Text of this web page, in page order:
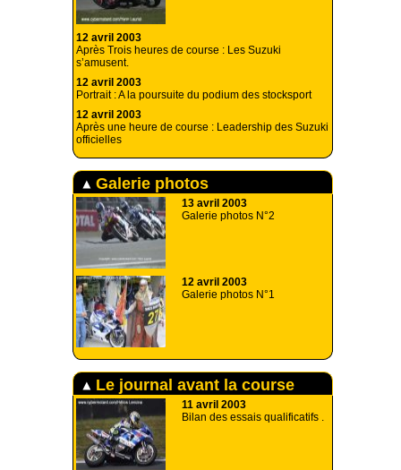
12 avril 2003
Après Trois heures de course : Les Suzuki
s’amusent.
12 avril 2003
Portrait : A la poursuite du podium des stocksport
12 avril 2003
Après une heure de course : Leadership des Suzuki
officielles
Galerie photos
13 avril 2003
Galerie photos N°2
12 avril 2003
Galerie photos N°1
Le journal avant la course
11 avril 2003
Bilan des essais qualificatifs .